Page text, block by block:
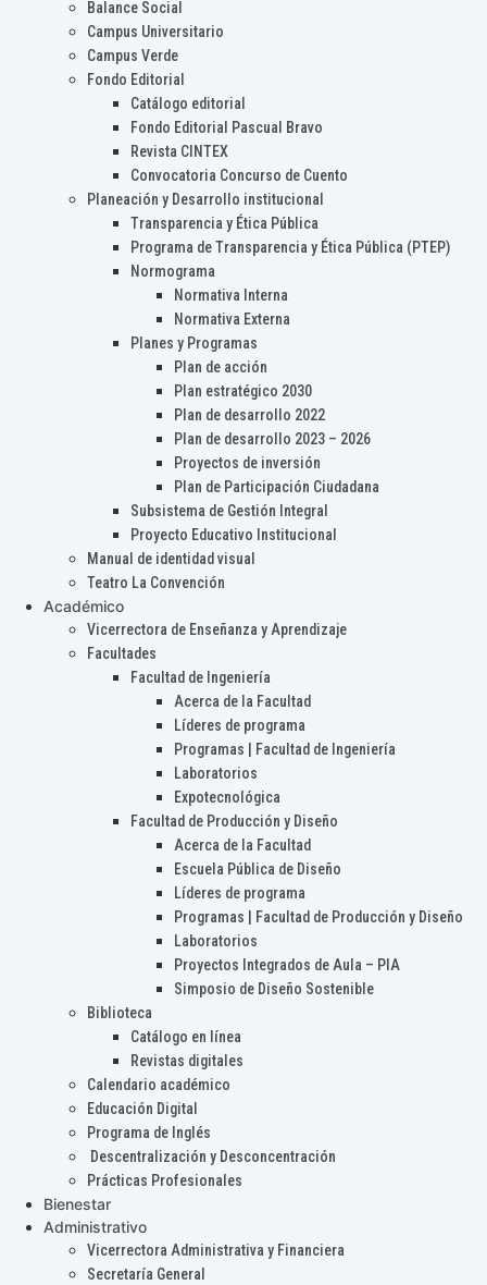
Balance Social
Campus Universitario
Campus Verde
Fondo Editorial
Catálogo editorial
Fondo Editorial Pascual Bravo
Revista CINTEX
Convocatoria Concurso de Cuento
Planeación y Desarrollo institucional
Transparencia y Ética Pública
Programa de Transparencia y Ética Pública (PTEP)
Normograma
Normativa Interna
Normativa Externa
Planes y Programas
Plan de acción
Plan estratégico 2030
Plan de desarrollo 2022
Plan de desarrollo 2023 – 2026
Proyectos de inversión
Plan de Participación Ciudadana
Subsistema de Gestión Integral
Proyecto Educativo Institucional
Manual de identidad visual
Teatro La Convención
Académico
Vicerrectora de Enseñanza y Aprendizaje
Facultades
Facultad de Ingeniería
Acerca de la Facultad
Líderes de programa
Programas | Facultad de Ingeniería
Laboratorios
Expotecnológica
Facultad de Producción y Diseño
Acerca de la Facultad
Escuela Pública de Diseño
Líderes de programa
Programas | Facultad de Producción y Diseño
Laboratorios
Proyectos Integrados de Aula – PIA
Simposio de Diseño Sostenible
Biblioteca
Catálogo en línea
Revistas digitales
Calendario académico
Educación Digital
Programa de Inglés
Descentralización y Desconcentración
Prácticas Profesionales
Bienestar
Administrativo
Vicerrectora Administrativa y Financiera
Secretaría General